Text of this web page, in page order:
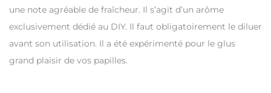
une note agréable de fraîcheur. Il s’agit d’un arôme
exclusivement dédié au DIY. Il faut obligatoirement le diluer
avant son utilisation. Il a été expérimenté pour le glus
grand plaisir de vos papilles.